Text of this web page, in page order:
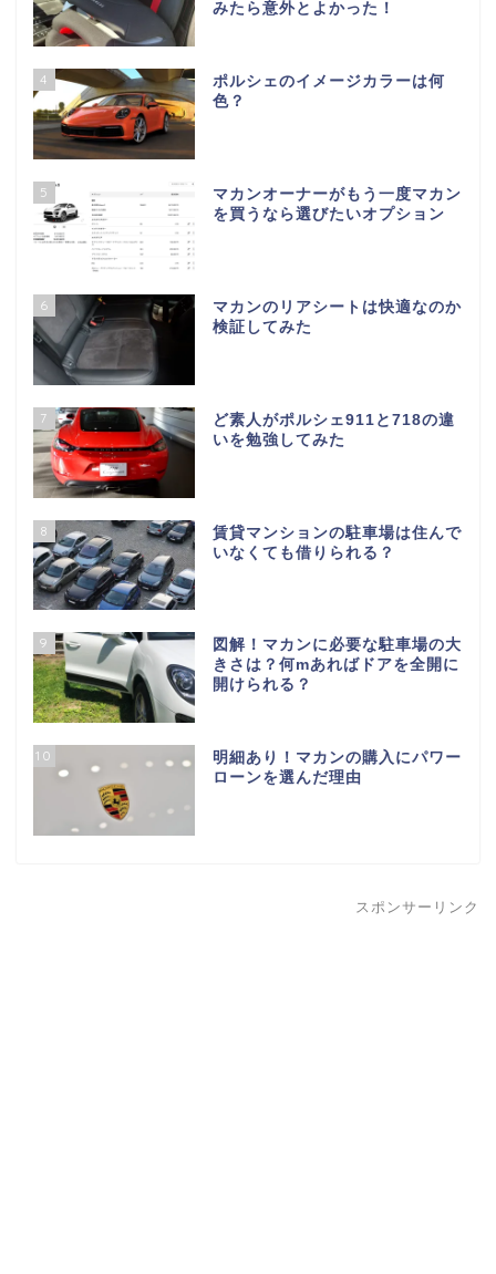
みたら意外とよかった！
4
ポルシェのイメージカラーは何
色？
5
マカンオーナーがもう一度マカン
を買うなら選びたいオプション
6
マカンのリアシートは快適なのか
検証してみた
7
ど素人がポルシェ911と718の違
いを勉強してみた
8
賃貸マンションの駐車場は住んで
いなくても借りられる？
9
図解！マカンに必要な駐車場の大
きさは？何mあればドアを全開に
開けられる？
10
明細あり！マカンの購入にパワー
ローンを選んだ理由
スポンサーリンク